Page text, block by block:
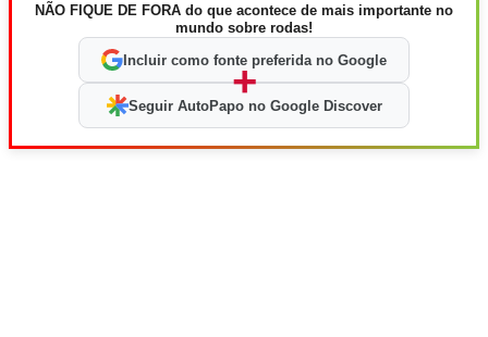
NÃO FIQUE DE FORA do que acontece de mais importante no
mundo sobre rodas!
Incluir como fonte preferida no Google
+
Seguir AutoPapo no Google Discover